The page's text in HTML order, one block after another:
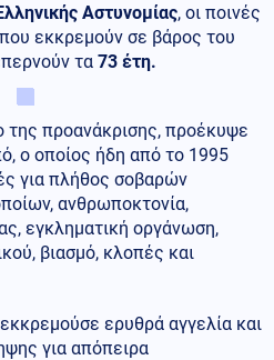
Αστυνομίας, οι ποινές
εκκρεμούν σε βάρος του
τα 73 έτη.
της προανάκρισης, προέκυψε
ο οποίος ήδη από το 1995
για πλήθος σοβαρών
ανθρωποκτονία,
εγκληματική οργάνωση,
βιασμό, κλοπές και
ερυθρά αγγελία και
για απόπειρα